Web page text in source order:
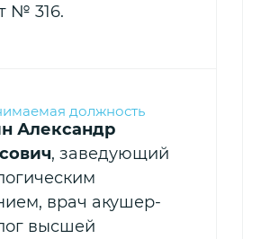
№ 316.
Александр
, заведующий
врач акушер-
высшей